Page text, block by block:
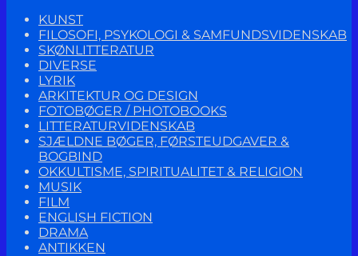
KUNST
FILOSOFI, PSYKOLOGI & SAMFUNDSVIDENSKAB
SKØNLITTERATUR
DIVERSE
LYRIK
ARKITEKTUR OG DESIGN
FOTOBØGER / PHOTOBOOKS
LITTERATURVIDENSKAB
SJÆLDNE BØGER, FØRSTEUDGAVER &
BOGBIND
OKKULTISME, SPIRITUALITET & RELIGION
MUSIK
FILM
ENGLISH FICTION
DRAMA
ANTIKKEN